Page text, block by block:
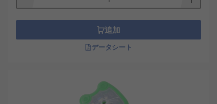
追加
データシート